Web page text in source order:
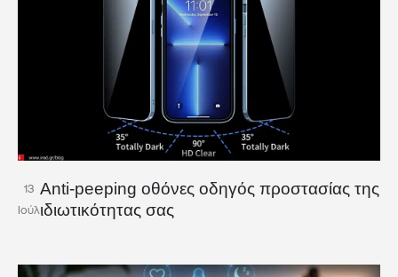
13
Ιούλ
Anti-peeping οθόνες οδηγός προστασίας της
ιδιωτικότητας σας